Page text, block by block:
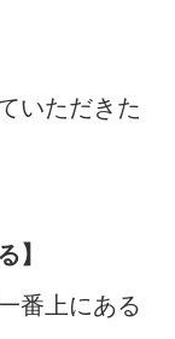
いただきた
】
番上にある